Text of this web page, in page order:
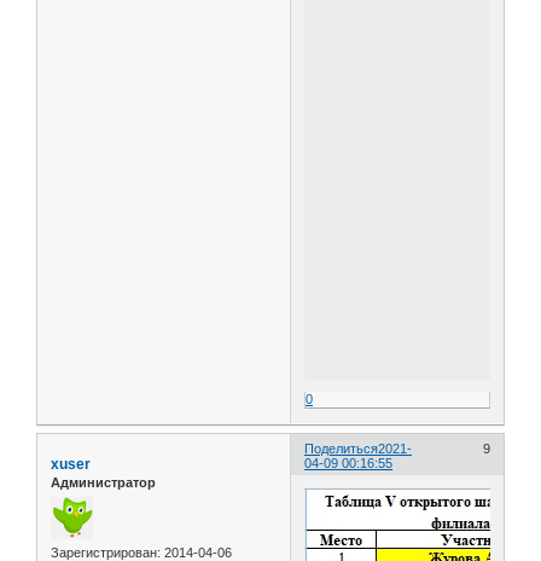
0
Поделиться 9
2021-
04-09 00:16:55
xuser
Администратор
Зарегистрирован: 2014-04-06